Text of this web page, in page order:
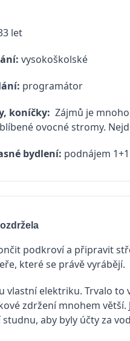
let
vysokoškolské
programátor
koníčky: Zájmů je
ovocné stromy.
bydlení: podnájem
podkroví a připravit
které se právě vyrábějí.
vlastní elektriku. Trvalo
zdržení mnohem
aby byly účty za